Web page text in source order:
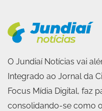
O Jundiaí Notícias vai
Integrado ao Jornal da
Focus Mídia Digital, faz
consolidando-se como